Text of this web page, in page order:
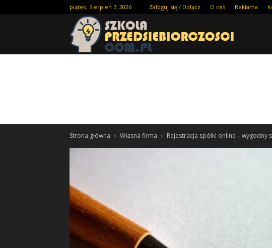
piątek, Sierpień 7, 2026 Zaloguj się / Dołącz O nas Reklama
Strona główna Własna firma Rejestracja spółki online –